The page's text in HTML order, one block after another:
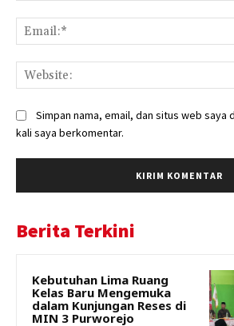
Simpan nama, email, dan situs web saya
kali saya berkomentar.
Berita Terkini
Kebutuhan Lima Ruang
Kelas Baru Mengemuka
dalam Kunjungan Reses di
MIN 3 Purworejo